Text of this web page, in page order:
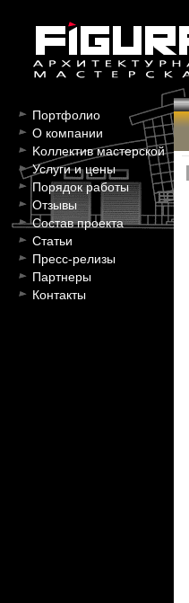
Портфолио
О компании
Kоллектив мастерской
Услуги и цены
Порядок работы
Отзывы
Состав проекта
Статьи
Пресс-релизы
Партнеры
Контакты